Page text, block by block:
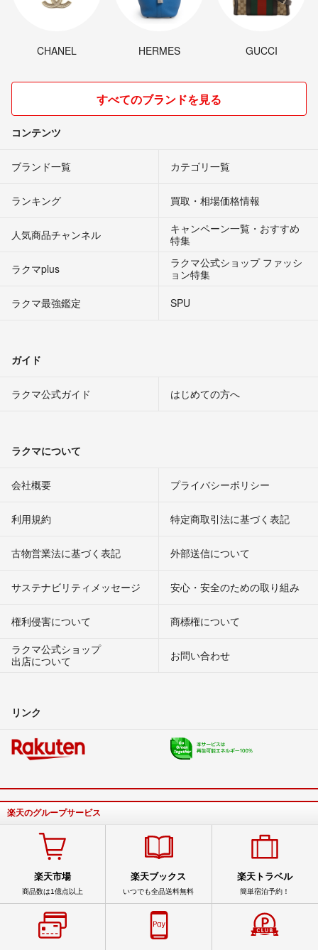
CHANEL HERMES GUCCI
すべてのブランドを見る
コンテンツ
ブランド一覧 カテゴリ一覧
ランキング 買取・相場価格情報
人気商品チャンネル
キャンペーン一覧・おすすめ
特集
ラクマplus
ラクマ公式ショップ ファッシ
ョン特集
ラクマ最強鑑定
SPU
ガイド
ラクマ公式ガイド はじめての方へ
ラクマについて
会社概要 プライバシーポリシー
利用規約 特定商取引法に基づく表記
古物営業法に基づく表記 外部送信について
サステナビリティメッセージ 安心・安全のための取り組み
権利侵害について
商標権について
ラクマ公式ショップ
出店について
お問い合わせ
リンク
楽天のグループサービス
楽天市場
商品数は1億点以上
楽天ブックス
いつでも全品送料無料
楽天トラベル
簡単宿泊予約！